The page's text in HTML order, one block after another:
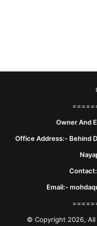
Owner And
Office Address:- Behind
Email:-
© Copyright 2026,